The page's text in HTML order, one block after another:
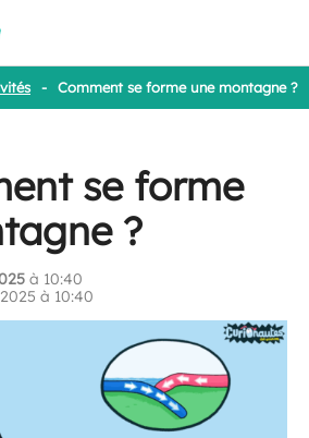
- Comment se forme une montagne ?
se forme
?
à 10:40
à 10:40